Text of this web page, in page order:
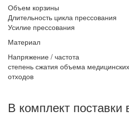
Объем корзины
Длительность цикла прессования
Усилие прессования
Материал
Напряжение / частота
степень сжатия объема медицинских
отходов
В комплект поставки